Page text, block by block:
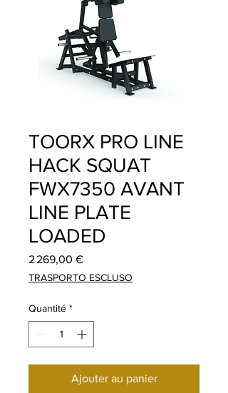
TOORX PRO LINE
HACK SQUAT
FWX7350 AVANT
LINE PLATE
LOADED
2 269,00 €Prix
TRASPORTO ESCLUSO
Quantité *
Ajouter au panier